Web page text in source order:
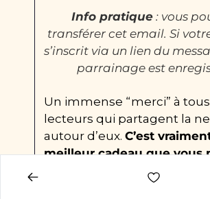
Info pratique : vous
transférer cet email. Si
s’inscrit via un lien du
parrainage est
Un immense “merci” à
lecteurs qui partagent la
autour d’eux. C’est
meilleur cadeau que vous